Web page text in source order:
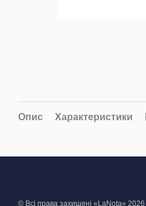
Опис Характеристики
© Всі права захищені «LaNota» 2026